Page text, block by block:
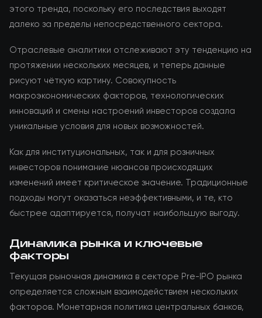
этого тренда, поскольку его последствия выходят
далеко за пределы непосредственного сектора.
Отраслевые аналитики отслеживают эту тенденцию на
протяжении нескольких месяцев, и теперь данные
рисуют чёткую картину. Совокупность
макроэкономических факторов, технологических
инноваций и смены настроений инвесторов создала
уникальные условия для новых возможностей.
Как для институциональных, так и для розничных
инвесторов понимание нюансов происходящих
изменений имеет критическое значение. Традиционные
подходы могут оказаться неэффективными, и те, кто
быстрее адаптируется, получат наибольшую выгоду.
Динамика рынка и ключевые
факторы
Текущая рыночная динамика в секторе Pre-IPO рынка
определяется сложным взаимодействием нескольких
факторов. Монетарная политика центральных банков,